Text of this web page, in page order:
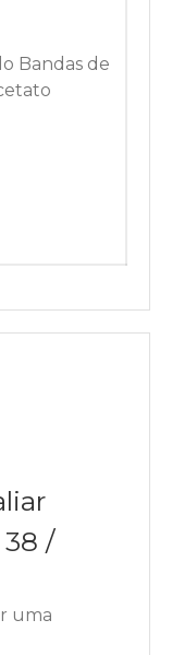
Bandas de
38 /
uma